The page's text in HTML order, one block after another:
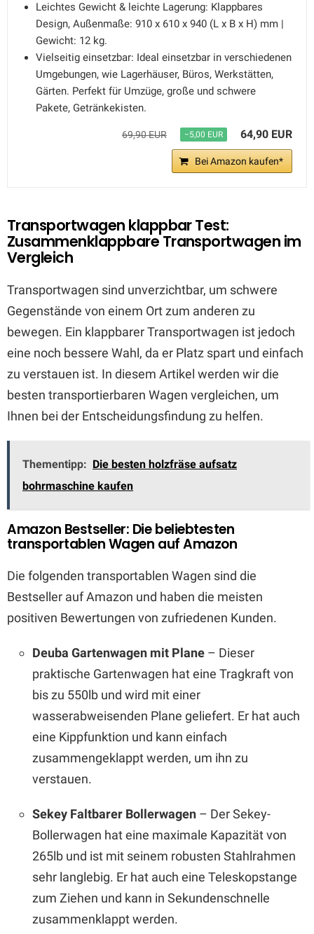
Leichtes Gewicht & leichte Lagerung: Klappbares
Design, Außenmaße: 910 x 610 x 940 (L x B x H) mm |
Gewicht: 12 kg.
Vielseitig einsetzbar: Ideal einsetzbar in verschiedenen
Umgebungen, wie Lagerhäuser, Büros, Werkstätten,
Gärten. Perfekt für Umzüge, große und schwere
Pakete, Getränkekisten.
69,90 EUR −5,00 EUR 64,90 EUR
Bei Amazon kaufen*
Transportwagen klappbar Test:
Zusammenklappbare Transportwagen im
Vergleich
Transportwagen sind unverzichtbar, um schwere
Gegenstände von einem Ort zum anderen zu
bewegen. Ein klappbarer Transportwagen ist jedoch
eine noch bessere Wahl, da er Platz spart und einfach
zu verstauen ist. In diesem Artikel werden wir die
besten transportierbaren Wagen vergleichen, um
Ihnen bei der Entscheidungsfindung zu helfen.
Thementipp: Die besten holzfräse aufsatz
bohrmaschine kaufen
Amazon Bestseller: Die beliebtesten
transportablen Wagen auf Amazon
Die folgenden transportablen Wagen sind die
Bestseller auf Amazon und haben die meisten
positiven Bewertungen von zufriedenen Kunden.
Deuba Gartenwagen mit Plane – Dieser
praktische Gartenwagen hat eine Tragkraft von
bis zu 550lb und wird mit einer
wasserabweisenden Plane geliefert. Er hat auch
eine Kippfunktion und kann einfach
zusammengeklappt werden, um ihn zu
verstauen.
Sekey Faltbarer Bollerwagen – Der Sekey-
Bollerwagen hat eine maximale Kapazität von
265lb und ist mit seinem robusten Stahlrahmen
sehr langlebig. Er hat auch eine Teleskopstange
zum Ziehen und kann in Sekundenschnelle
zusammenklappt werden.